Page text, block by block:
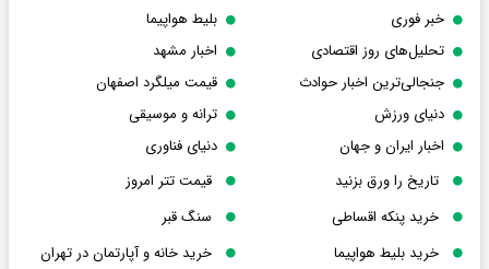
خبر فوری
بلیط هواپیما
تحلیل‌های روز اقتصادی
اخبار مشهد
جنجالی‌ترین اخبار حوادث
قیمت میلگرد اصفهان
دنیای ورزش
ترانه و موسیقی
اخبار ایران و جهان
دنیای فناوری
تاریخ را ورق بزنید
قیمت تتر امروز
خرید پنکه اقساطی
سنگ قبر
خرید بلیط هواپیما
خرید خانه و آپارتمان در تهران